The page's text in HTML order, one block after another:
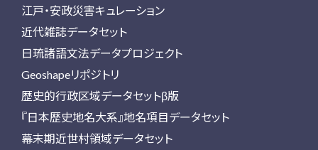
江戸・安政災害キュレーション
近代雑誌データセット
日琉諸語文法データプロジェクト
Geoshapeリポジトリ
歴史的行政区域データセットβ版
『日本歴史地名大系』地名項目データセット
幕末期近世村領域データセット